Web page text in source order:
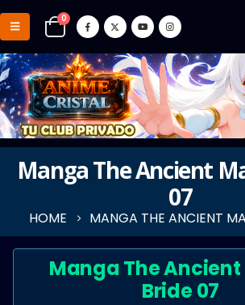
0
Manga The Ancient
07
HOME MANGA THE ANCIENT
Manga The
Bride 07